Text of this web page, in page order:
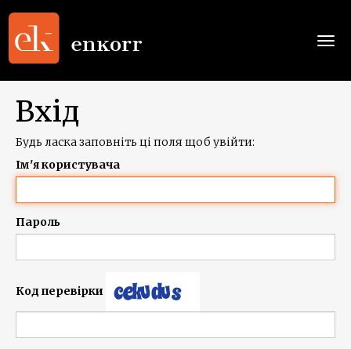
Вхід
Будь ласка заповніть ці поля щоб увійти:
Ім'я користувача
Пароль
Код перевірки